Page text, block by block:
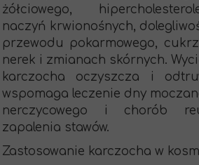
żółciowego,
naczyń krwionośnych,
przewodu pokarmowego,
nerek i zmianach skórnych.
karczocha oczyszcza i
wspomaga leczenie dny
nerczycowego i chorób
zapalenia stawów.
Zastosowanie karczocha w